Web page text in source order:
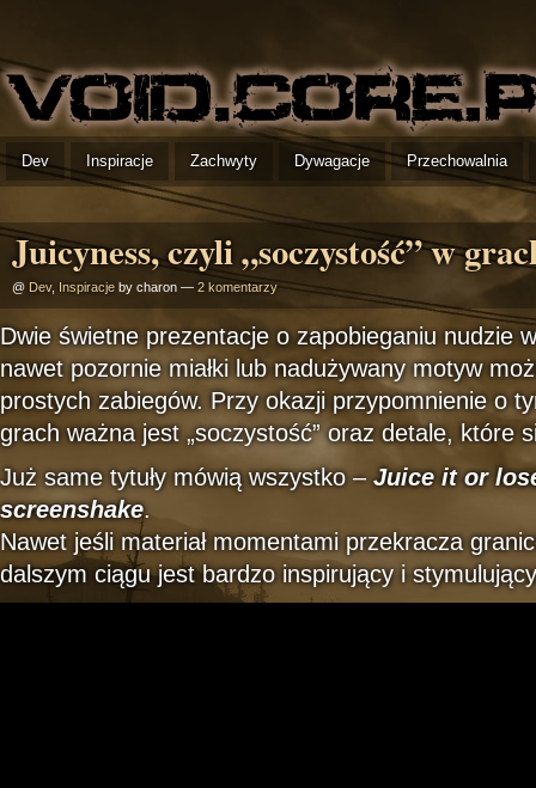
Dev Inspiracje Zachwyty Dywagacje Przechowalnia
Juicyness, czyli „soczystość” w
@ Dev, Inspiracje by charon — 2 komentarzy
Dwie świetne prezentacje o zapobieganiu nudzie
nawet pozornie miałki lub nadużywany motyw
prostych zabiegów. Przy okazji przypomnienie o
grach ważna jest „soczystość” oraz detale, które
Już same tytuły mówią wszystko –Juice it or
screenshake.
Nawet jeśli materiał momentami przekracza
dalszym ciągu jest bardzo inspirujący i